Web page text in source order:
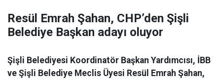
Resül Emrah Şahan, CHP’den Şişli
Belediye Başkan adayı oluyor
Şişli Belediyesi Koordinatör Başkan Yardımcısı, İBB
ve Şişli Belediye Meclis Üyesi Resül Emrah Şahan,